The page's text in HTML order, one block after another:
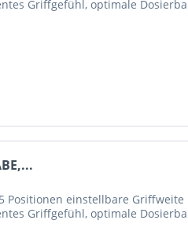
Griffgefühl, optimale
einstellbare Griffweite
Griffgefühl, optimale